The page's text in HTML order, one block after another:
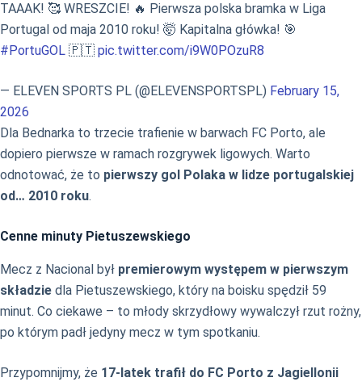
TAAAK! 🥰 WRESZCIE! 🔥 Pierwsza polska bramka w Liga
Portugal od maja 2010 roku! 🤯 Kapitalna główka! 🎯
#PortuGOL 🇵🇹 pic.twitter.com/i9W0POzuR8
— ELEVEN SPORTS PL (@ELEVENSPORTSPL) February 15,
2026
Dla Bednarka to trzecie trafienie w barwach FC Porto, ale
dopiero pierwsze w ramach rozgrywek ligowych. Warto
odnotować, że to pierwszy gol Polaka w lidze portugalskiej
od… 2010 roku.
Cenne minuty Pietuszewskiego
Mecz z Nacional był premierowym występem w pierwszym
składzie dla Pietuszewskiego, który na boisku spędził 59
minut. Co ciekawe – to młody skrzydłowy wywalczył rzut rożny,
po którym padł jedyny mecz w tym spotkaniu.
Przypomnijmy, że 17-latek trafił do FC Porto z Jagiellonii